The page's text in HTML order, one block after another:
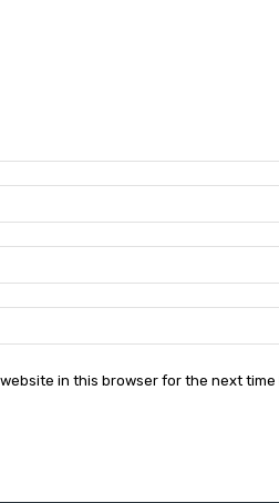
in this browser for the next time